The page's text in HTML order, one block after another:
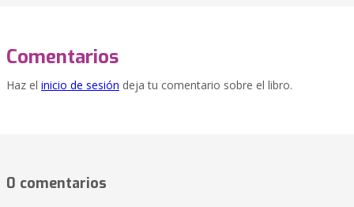
Comentarios
Haz el inicio de sesión deja tu comentario sobre el libro.
0 comentarios